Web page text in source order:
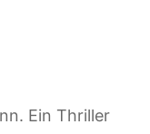
Ein Thriller